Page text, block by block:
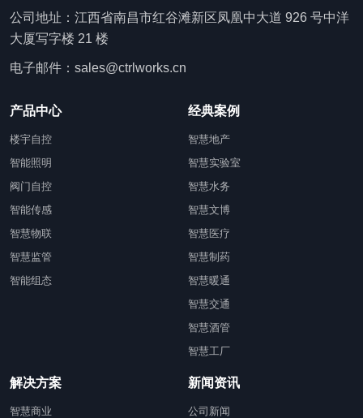
公司地址：江西省南昌市红谷滩新区凤凰中大道 926 号中洋
大厦写字楼 21 楼
电子邮件：sales@ctrlworks.cn
产品中心
楼宇自控
智能照明
阀门自控
智能传感
智慧物联
智慧监管
智能组态
经典案例
智慧地产
智慧实验室
智慧水务
智慧文博
智慧医疗
智慧制药
智慧暖通
智慧交通
智慧酒管
智慧工厂
解决方案
智慧商业
新闻资讯
公司新闻